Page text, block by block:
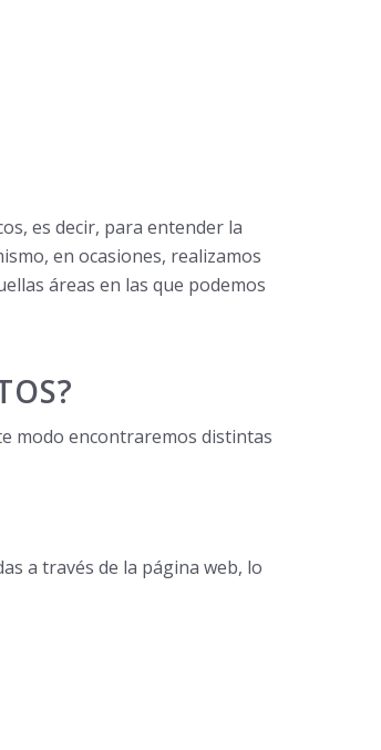
es decir, para entender la
en ocasiones, realizamos
áreas en las que podemos
modo encontraremos distintas
a través de la página web, lo